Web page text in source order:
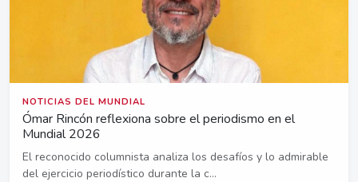
NOTICIAS DEL MUNDIAL
Ómar Rincón reflexiona sobre el periodismo en el
Mundial 2026
El reconocido columnista analiza los desafíos y lo admirable
del ejercicio periodístico durante la c...